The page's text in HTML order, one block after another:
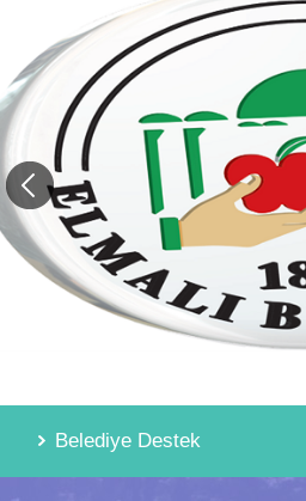
Belediye Destek